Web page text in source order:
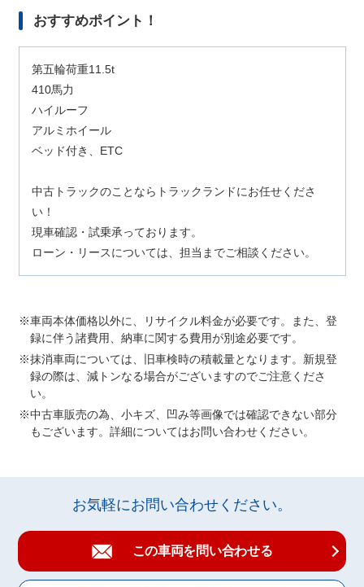
おすすめポイント！
第五輪荷重11.5t
410馬力
ハイルーフ
アルミホイール
ベッド付き、ETC
中古トラックのことならトラックランドにお任せくださ
い！
現車確認・試乗承っております。
ローン・リースについては、担当までご相談ください。
車両本体価格以外に、リサイクル料金が必要です。また、登
録に伴う諸費用、納車に関する費用が別途必要です。
抹消車両については、旧車検時の積載量となります。新規登
録の際は、減トンなる場合がございますのでご注意くださ
い。
中古車販売の為、小キズ、凹み等画像では確認できない部分
もございます。詳細についてはお問い合わせください。
お気軽にお問い合わせください。
この車両を問い合わせる